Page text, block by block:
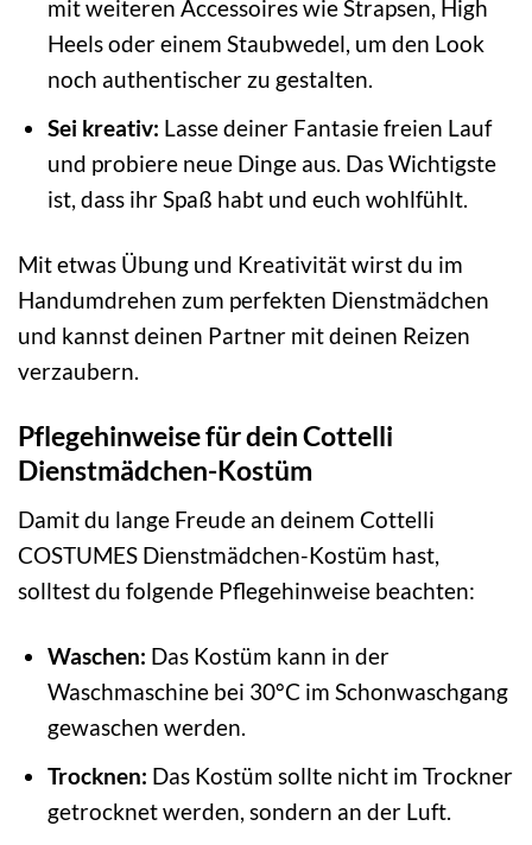
mit weiteren Accessoires wie Strapsen, High
Heels oder einem Staubwedel, um den Look
noch authentischer zu gestalten.
Sei kreativ: Lasse deiner Fantasie freien Lauf
und probiere neue Dinge aus. Das Wichtigste
ist, dass ihr Spaß habt und euch wohlfühlt.
Mit etwas Übung und Kreativität wirst du im
Handumdrehen zum perfekten Dienstmädchen
und kannst deinen Partner mit deinen Reizen
verzaubern.
Pflegehinweise für dein Cottelli
Dienstmädchen-Kostüm
Damit du lange Freude an deinem Cottelli
COSTUMES Dienstmädchen-Kostüm hast,
solltest du folgende Pflegehinweise beachten:
Waschen: Das Kostüm kann in der
Waschmaschine bei 30°C im Schonwaschgang
gewaschen werden.
Trocknen: Das Kostüm sollte nicht im Trockner
getrocknet werden, sondern an der Luft.